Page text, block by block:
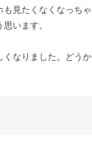
見たくなくなっちゃ
います。
くなりました。どうか